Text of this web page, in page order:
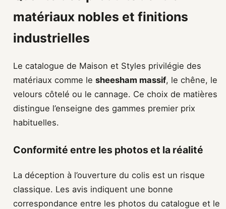
matériaux nobles et finitions
industrielles
Le catalogue de Maison et Styles privilégie des
matériaux comme le sheesham massif, le chêne, le
velours côtelé ou le cannage. Ce choix de matières
distingue l’enseigne des gammes premier prix
habituelles.
Conformité entre les photos et la réalité
La déception à l’ouverture du colis est un risque
classique. Les avis indiquent une bonne
correspondance entre les photos du catalogue et le